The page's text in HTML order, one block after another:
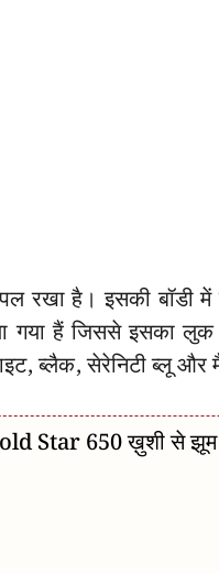
रखा है। इसकी बॉडी
गया हैं जिससे इसका
ब्लैक, सेरेनिटी ब्लू और
Gold Star 650 ख़ुशी से